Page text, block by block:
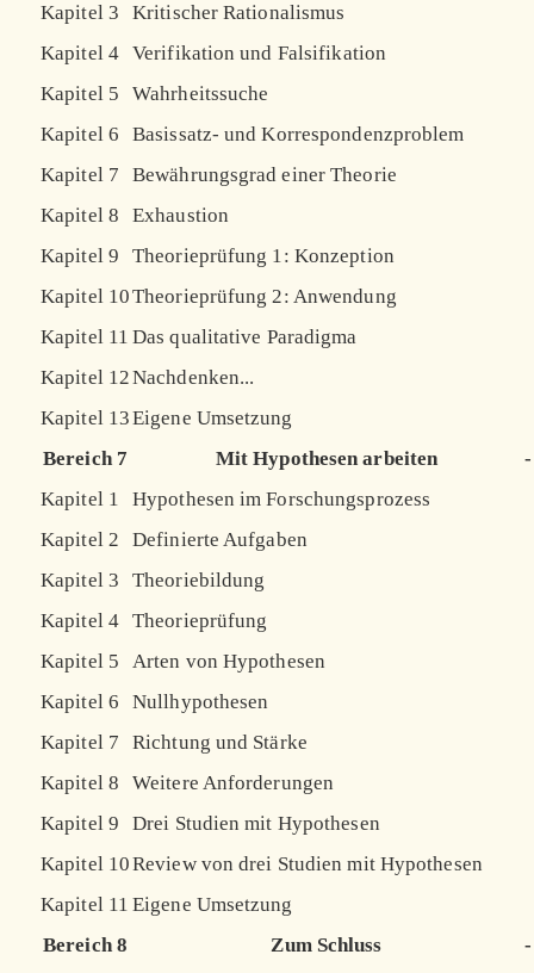
Kapitel 3
Kritischer Rationalismus
Kapitel 4 Verifikation und Falsifikation
Kapitel 5
Wahrheitssuche
Kapitel 6
Basissatz- und Korrespondenzproblem
Kapitel 7
Bewährungsgrad einer Theorie
Kapitel 8
Exhaustion
Kapitel 9
Theorieprüfung 1: Konzeption
Kapitel 10Theorieprüfung 2: Anwendung
Kapitel 11 Das qualitative Paradigma
Kapitel 12Nachdenken...
Kapitel 13Eigene Umsetzung
Bereich 7
Mit Hypothesen arbeiten
-
Kapitel 1
Hypothesen im Forschungsprozess
Kapitel 2
Definierte Aufgaben
Kapitel 3
Theoriebildung
Kapitel 4 Theorieprüfung
Kapitel 5
Arten von Hypothesen
Kapitel 6
Nullhypothesen
Kapitel 7
Richtung und Stärke
Kapitel 8
Weitere Anforderungen
Kapitel 9
Drei Studien mit Hypothesen
Kapitel 10Review von drei Studien mit Hypothesen
Kapitel 11 Eigene Umsetzung
Bereich 8
Zum Schluss -